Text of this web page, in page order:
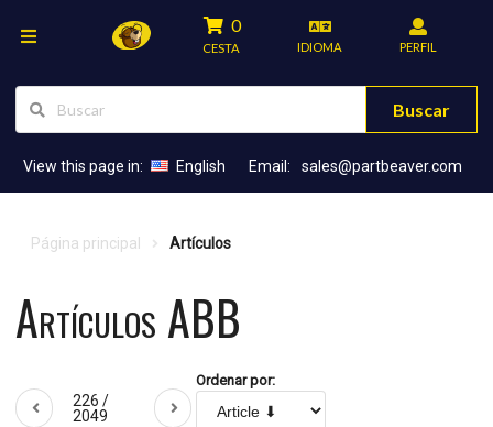
0
CESTA IDIOMA PERFIL
Buscar
View this page in: English Email: sales@partbeaver.com
Página principal Artículos
Artículos ABB
226 /
2049
Ordenar por: